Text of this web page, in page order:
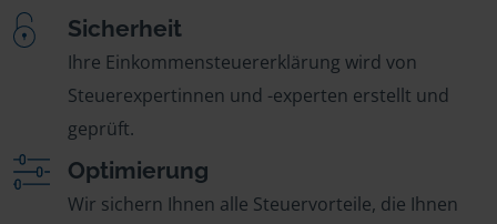
Sicherheit
Ihre Einkommensteuererklärung wird von
Steuerexpertinnen und -experten erstellt und
geprüft.
Optimierung
Wir sichern Ihnen alle Steuervorteile, die Ihnen